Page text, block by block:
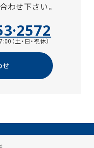
わせ下さい。
（土・日・祝休）
せ